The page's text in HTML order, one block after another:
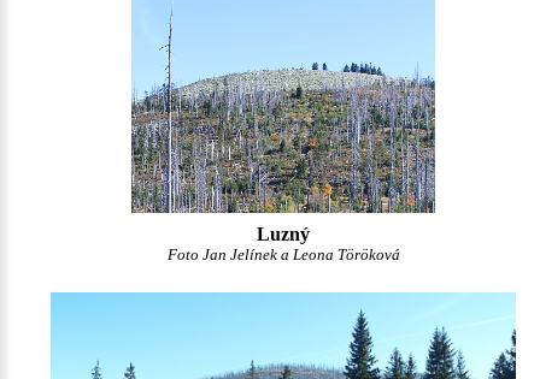
Luzný
Foto Jan Jelínek a Leona Töröková